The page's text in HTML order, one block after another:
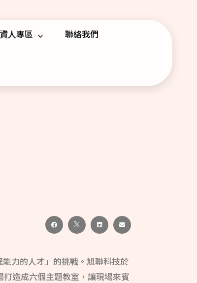
人專區 聯絡我們
力的人才」的挑戰。旭聯科技於
造成六個主題教室，讓現場來賓